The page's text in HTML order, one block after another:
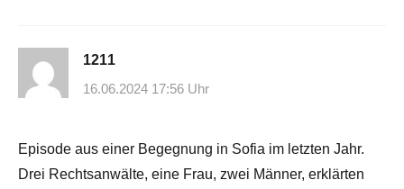
1211
16.06.2024 17:56 Uhr
Episode aus einer Begegnung in Sofia im letzten Jahr.
Drei Rechtsanwälte, eine Frau, zwei Männer, erklärten